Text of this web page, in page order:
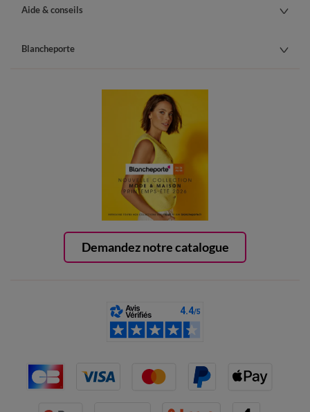
Demandez notre catalogue
Aide & conseils
Blancheporte